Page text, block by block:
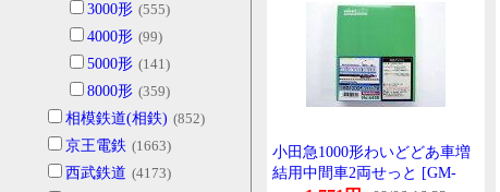
3000形 (555)
4000形 (99)
5000形 (141)
8000形 (359)
相模鉄道(相鉄) (852)
京王電鉄 (1663)
西武鉄道 (4173)
小田急1000形わいどどあ車増
結用中間車2両せっと [GM-